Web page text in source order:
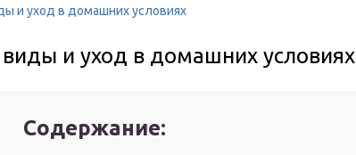
и уход в домашних условиях
и уход в домашних условиях
Содержание: